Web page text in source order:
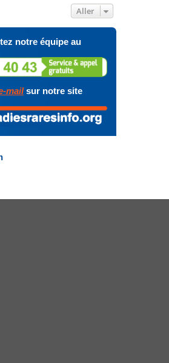
Aller
notre équipe au
mailsur notre site